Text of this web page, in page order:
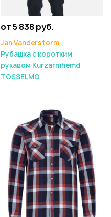
от 5 838 руб.
Jan Vanderstorm
Рубашка с коротким
рукавом Kurzarmhemd
TOSSELMO